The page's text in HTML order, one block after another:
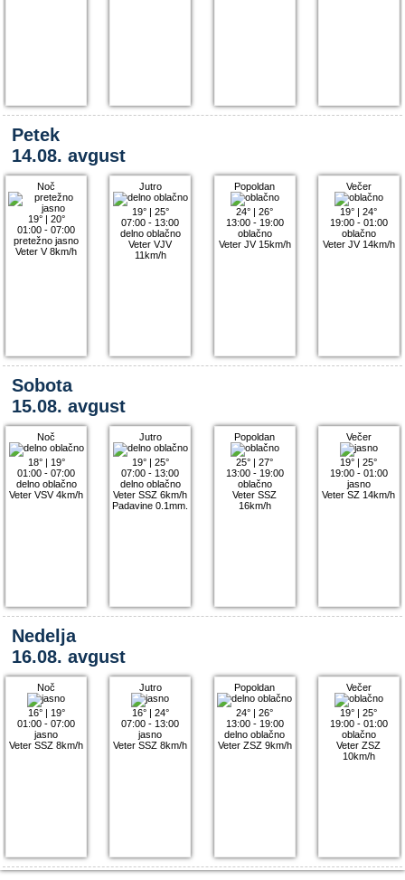
Petek
14.08. avgust
Noč
19°| 20°
01:00 - 07:00
pretežno jasno
Veter V 8km/h
Jutro
19°| 25°
07:00 - 13:00
delno oblačno
Veter VJV
11km/h
Popoldan
24° |26°
13:00 - 19:00
oblačno
Veter JV 15km/h
Večer
19° |24°
19:00 - 01:00
oblačno
Veter JV 14km/h
Sobota
15.08. avgust
Noč
18°| 19°
01:00 - 07:00
delno oblačno
Veter VSV 4km/h
Jutro
19°| 25°
07:00 - 13:00
delno oblačno
Veter SSZ 6km/h
Padavine 0.1mm.
Popoldan
25° |27°
13:00 - 19:00
oblačno
Veter SSZ
16km/h
Večer
19° |25°
19:00 - 01:00
jasno
Veter SZ 14km/h
Nedelja
16.08. avgust
Noč
16°| 19°
01:00 - 07:00
jasno
Veter SSZ 8km/h
Jutro
16°| 24°
07:00 - 13:00
jasno
Veter SSZ 8km/h
Popoldan
24° |26°
13:00 - 19:00
delno oblačno
Veter ZSZ 9km/h
Večer
19° |25°
19:00 - 01:00
oblačno
Veter ZSZ
10km/h